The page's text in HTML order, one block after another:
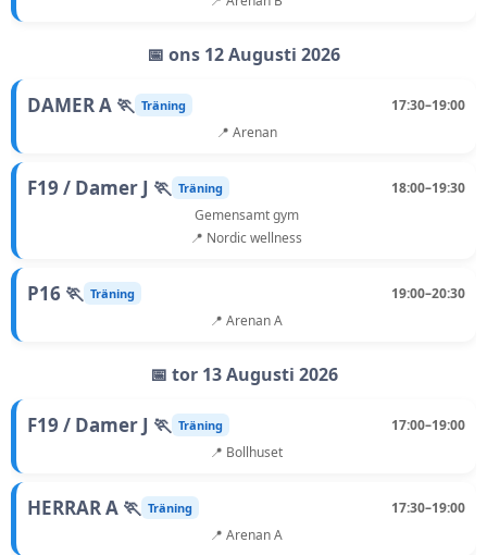
📅 ons 12 Augusti 2026
DAMER A 🏃 Träning
17:30–19:00
📍 Arenan
F19 / Damer J 🏃 Träning
18:00–19:30
Gemensamt gym
📍 Nordic wellness
P16 🏃 Träning
19:00–20:30
📍 Arenan A
📅 tor 13 Augusti 2026
F19 / Damer J 🏃 Träning
17:00–19:00
📍 Bollhuset
HERRAR A 🏃 Träning
17:30–19:00
📍 Arenan A